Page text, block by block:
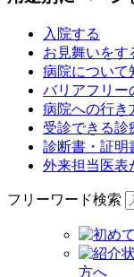
入院する
お見舞いをす
病院について
バリアフリー
病院への行き
受診できる診
診断書・証明
外来担当医表
フリーワード検索
方へ